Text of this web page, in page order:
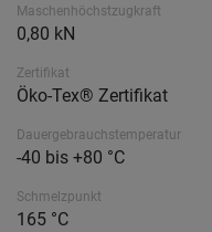
Maschenhöchstzugkraft
0,80 kN
Zertifikat
Öko-Tex® Zertifikat
Dauergebrauchstemperatur
-40 bis +80 °C
Schmelzpunkt
165 °C